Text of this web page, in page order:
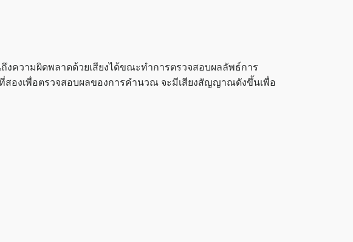
ความผิดพลาดด้วยเสียงได้ขณะทำการตรวจสอบผลลัพธ์การ
องเพื่อตรวจสอบผลของการคำนวณ จะมีเสียงสัญญาณดังขึ้นเพื่อ